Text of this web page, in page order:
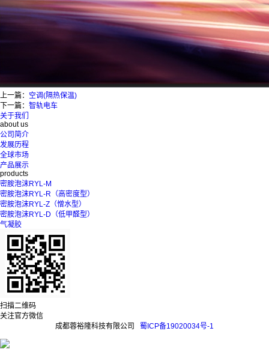
上一篇： 空调(隔热保温)
下一篇： 智轨电车
关于我们
about us
公司简介
发展历程
全球市场
产品展示
products
密胺泡沫RYL-M
密胺泡沫RYL-R（高密度型）
密胺泡沫RYL-Z（憎水型）
密胺泡沫RYL-D（低甲醛型）
气凝胶
扫描二维码
关注官方微信
成都蓉裕隆科技有限公司 蜀ICP备19020034号-1